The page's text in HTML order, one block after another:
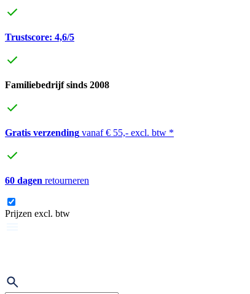
Trustscore: 4,6/5
Familiebedrijf sinds 2008
Gratis verzending vanaf € 55,- excl. btw *
60 dagen retourneren
Prijzen excl. btw